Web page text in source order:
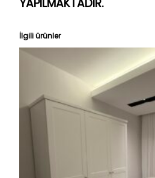
YAPILMAKTADIR.
İlgili ürünler